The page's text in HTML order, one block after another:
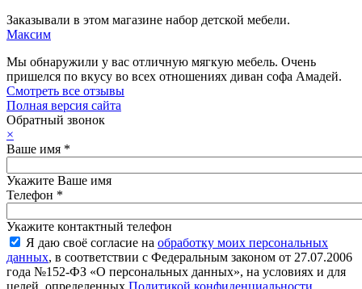
Заказывали в этом магазине набор детской мебели.
Максим
Мы обнаружили у вас отличную мягкую мебель. Очень
пришелся по вкусу во всех отношениях диван софа Амадей.
Смотреть все отзывы
Полная версия сайта
Обратный звонок
×
Ваше имя *
Укажите Ваше имя
Телефон *
Укажите контактный телефон
Я даю своё согласие на обработку моих персональных
данных, в соответствии с Федеральным законом от 27.07.2006
года №152-ФЗ «О персональных данных», на условиях и для
целей, определенных Политикой конфиденциальности